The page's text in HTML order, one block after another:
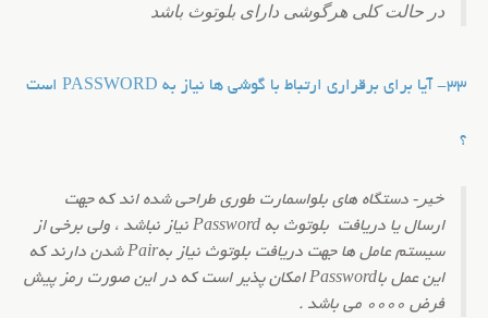
در حالت کلی هرگوشی دارای بلوتوث باشد
33- آیا برای برقراری ارتباط با گوشی ها نیاز به PASSWORD است
؟
خیر- دستگاه های بلواسمارت طوری طراحی شده اند که جهت
ارسال یا دریافت بلوتوث به Password نیاز نباشد ، ولی برخی از
سیستم عامل ها جهت دریافت بلوتوث نیاز بهPair شدن دارند که
این عمل باPassword امکان پذیر است که در این صورت رمز پیش
فرض 0000 می باشد .